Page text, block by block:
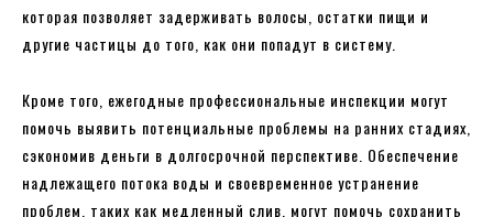
которая позволяет задерживать волосы, остатки пищи и
другие частицы до того, как они попадут в систему.
Кроме того, ежегодные профессиональные инспекции могут
помочь выявить потенциальные проблемы на ранних стадиях,
сэкономив деньги в долгосрочной перспективе. Обеспечение
надлежащего потока воды и своевременное устранение
проблем, таких как медленный слив, могут помочь сохранить